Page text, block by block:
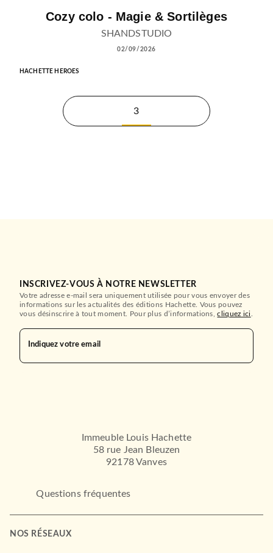
Cozy colo - Magie & Sortilèges
SHANDSTUDIO
02/09/2026
HACHETTE HEROES
3
INSCRIVEZ-VOUS À NOTRE NEWSLETTER
Votre adresse e-mail sera uniquement utilisée pour vous envoyer des
informations sur les actualités des éditions Hachette. Vous pouvez
vous désinscrire à tout moment. Pour plus d’informations,cliquez ici
Indiquez votre email
Immeuble Louis Hachette
58 rue Jean Bleuzen
92178 Vanves
Questions fréquentes
NOS RÉSEAUX